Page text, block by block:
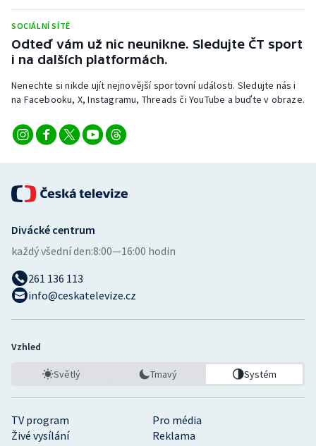
SOCIÁLNÍ SÍTĚ
Odteď vám už nic neunikne. Sledujte ČT sport
i na dalších platformách.
Nenechte si nikde ujít nejnovější sportovní události. Sledujte nás i
na Facebooku, X, Instagramu, Threads či YouTube a buďte v obraze.
TV program
Pro média
Živé vysílání
Reklama
Divácké centrum
každý všední den:8:00—16:00 hodin
261 136 113
info@ceskatelevize.cz
Vzhled
Světlý Tmavý Systém